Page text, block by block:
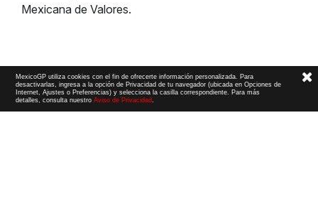
Mexicana de Valores.
MexicoGP utiliza cookies con el fin de ofrecerte información personalizada. Para
desactivarlas, ingresa a la opción de Privacidad de tu navegador (ubicada en Opciones de
Internet, Ajustes o Preferencias) y selecciona la casilla correspondiente. Para más
detalles, consulta nuestroAviso de Privacidad.